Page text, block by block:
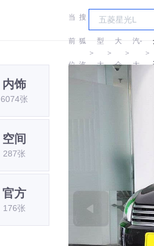
当
前
位
搜
狐
汽
＞
车
型
大
＞
大
众
＞
一
汽-
大
＞
内饰
6074张
空间
287张
官方
176张